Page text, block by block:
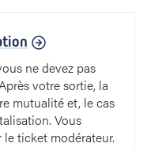
ne devez pas
votre sortie, la
mutualité et, le cas
Vous
ticket modérateur.